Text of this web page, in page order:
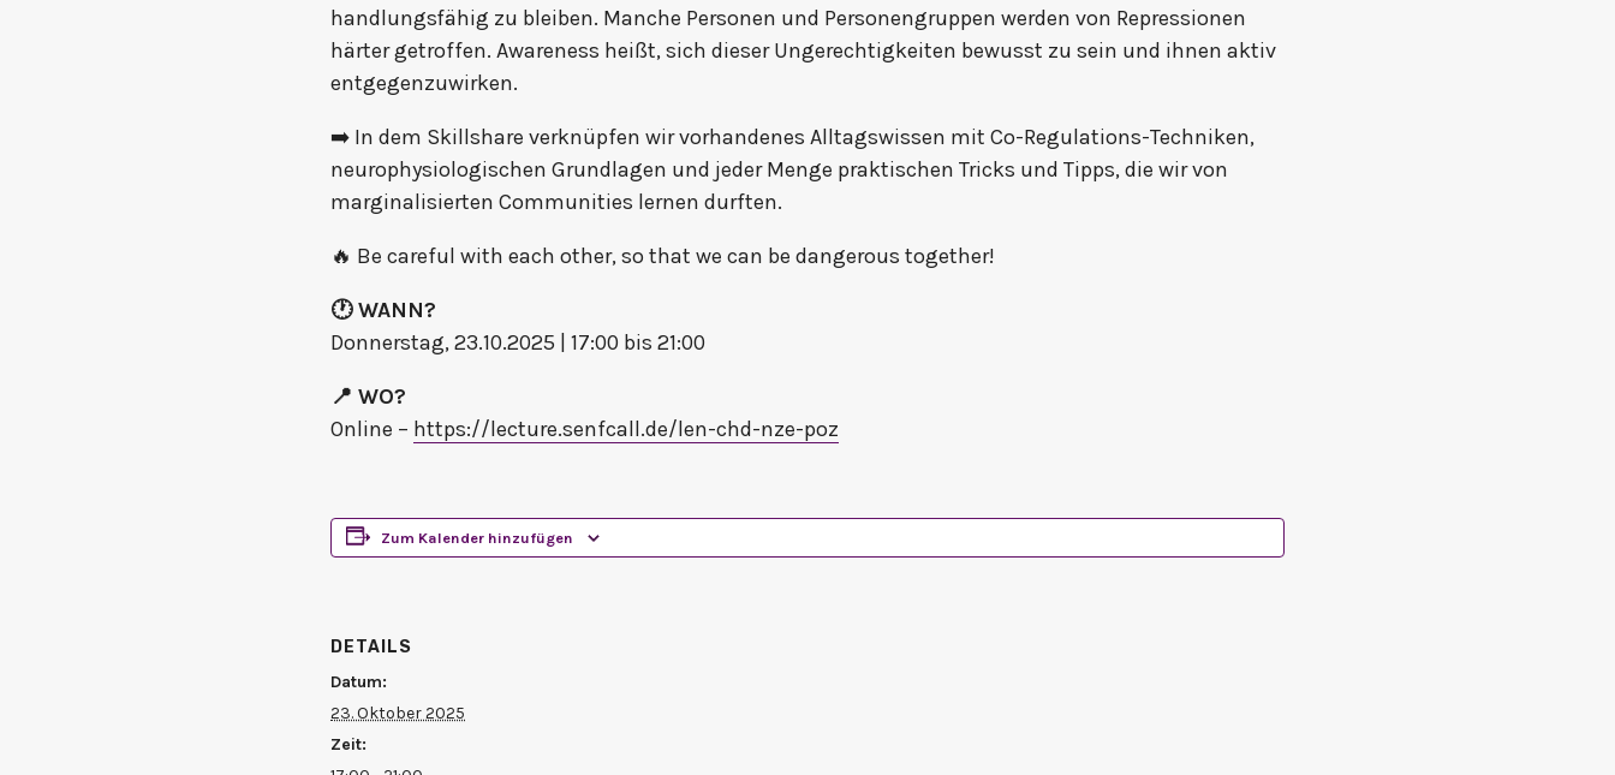
handlungsfähig zu bleiben. Manche Personen und Personengruppen werden von Repressionen
härter getroffen. Awareness heißt, sich dieser Ungerechtigkeiten bewusst zu sein und ihnen aktiv
entgegenzuwirken.
➡️ In dem Skillshare verknüpfen wir vorhandenes Alltagswissen mit Co-Regulations-Techniken,
neurophysiologischen Grundlagen und jeder Menge praktischen Tricks und Tipps, die wir von
marginalisierten Communities lernen durften.
🔥 Be careful with each other, so that we can be dangerous together!
🕐 WANN?
Donnerstag, 23.10.2025 | 17:00 bis 21:00
📍 WO?
Online – https://lecture.senfcall.de/len-chd-nze-poz⁩⁩⁩
Zum Kalender hinzufügen
DETAILS
Datum:
23. Oktober 2025
Zeit: